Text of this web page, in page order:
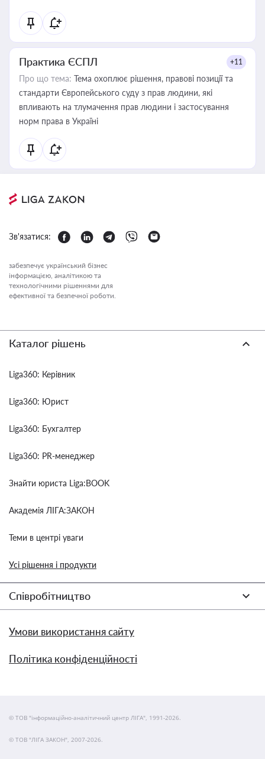
Практика ЄСПЛ +11
Про що тема: Тема охоплює рішення, правові позиції та
стандарти Європейського суду з прав людини, які
впливають на тлумачення прав людини і застосування
норм права в Україні
Зв'язатися:
забезпечує український бізнес
інформацією, аналітикою та
технологічними рішеннями для
ефективної та безпечної роботи.
Каталог рішень
Liga360: Керівник
Liga360: Юрист
Liga360: Бухгалтер
Liga360: PR-менеджер
Знайти юриста Liga:BOOK
Академія ЛІГА:ЗАКОН
Теми в центрі уваги
Усі рішення і продукти
Співробітництво
Умови використання сайту
Політика конфіденційності
© ТОВ "інформаційно-аналітичний центр ЛІГА", 1991-2026.
© ТОВ "ЛІГА ЗАКОН", 2007-2026.